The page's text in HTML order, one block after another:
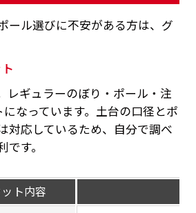
ール選びに不安がある方は、グ
レギュラーのぼり・ポール・注
なっています。土台の口径とポ
対応しているため、自分で調べ
す。
ト内容